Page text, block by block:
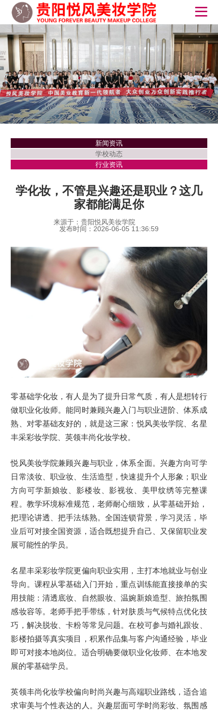
新闻资讯
学校动态
行业资讯
学化妆，不管是兴趣还是职业？这几
家都能满足你
来源于：贵阳悦风美妆学院
发布时间：2026-06-05 11:36:59
零基础学化妆，有人是为了提升日常气质，有人是想转行
做职业化妆师。能同时兼顾兴趣入门与职业进阶、体系成
熟、对零基础友好的，就是这三家：悦风美妆学院、名星
丰采彩妆学院、英领丰尚化妆学校。
悦风美妆学院兼顾兴趣与职业，体系全面。兴趣方向可学
日常淡妆、职业妆、生活造型，快速提升个人形象；职业
方向可学新娘妆、影楼妆、影视妆、美甲纹绣等完整课
程。教学环境标准规范，老师耐心细致，从零基础开始，
把理论讲透、把手法练熟。全国连锁背景，学习灵活，毕
业后可对接全国资源，适合既想提升自己、又保留职业发
展可能性的学员。
名星丰采彩妆学院更偏向职业实用，主打本地就业与创业
导向。课程从零基础入门开始，重点训练能直接接单的实
用技能：清透底妆、自然眼妆、温婉新娘造型、旅拍氛围
感妆容等。老师手把手带练，针对肤质与气候特点优化技
巧，解决脱妆、卡粉等常见问题。在校可参与婚礼跟妆、
影楼拍摄等真实项目，积累作品集与客户沟通经验，毕业
即可对接本地岗位。适合明确要做职业化妆师、在本地发
展的零基础学员。
英领丰尚化妆学校偏向时尚兴趣与高端职业路线，适合追
求审美与个性表达的人。兴趣层面可学时尚彩妆、氛围感